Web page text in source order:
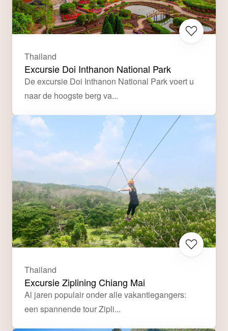
Thailand
Excursie Doi Inthanon National Park
De excursie Doi Inthanon National Park voert u
naar de hoogste berg va...
Thailand
Excursie Ziplining Chiang Mai
Al jaren populair onder alle vakantiegangers:
een spannende tour Zipli...